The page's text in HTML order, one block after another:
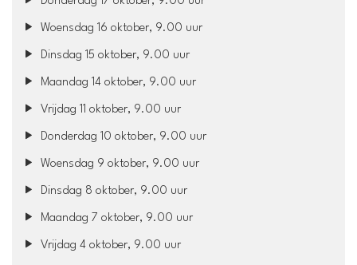
Woensdag 16 oktober, 9.00 uur
Dinsdag 15 oktober, 9.00 uur
Maandag 14 oktober, 9.00 uur
Vrijdag 11 oktober, 9.00 uur
Donderdag 10 oktober, 9.00 uur
Woensdag 9 oktober, 9.00 uur
Dinsdag 8 oktober, 9.00 uur
Maandag 7 oktober, 9.00 uur
Vrijdag 4 oktober, 9.00 uur